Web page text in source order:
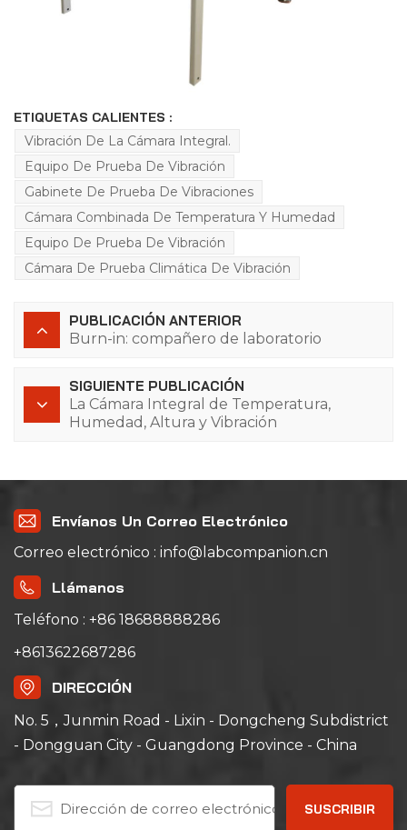
ETIQUETAS CALIENTES :
Vibración De La Cámara Integral.
Equipo De Prueba De Vibración
Gabinete De Prueba De Vibraciones
Cámara Combinada De Temperatura Y Humedad
Equipo De Prueba De Vibración
Cámara De Prueba Climática De Vibración
PUBLICACIÓN ANTERIOR
Burn-in: compañero de laboratorio
SIGUIENTE PUBLICACIÓN
La Cámara Integral de Temperatura,
Humedad, Altura y Vibración
Envíanos Un Correo Electrónico
Correo electrónico : info@labcompanion.cn
Llámanos
Teléfono : +86 18688888286
+8613622687286
DIRECCIÓN
No. 5，Junmin Road - Lixin - Dongcheng Subdistrict
- Dongguan City - Guangdong Province - China